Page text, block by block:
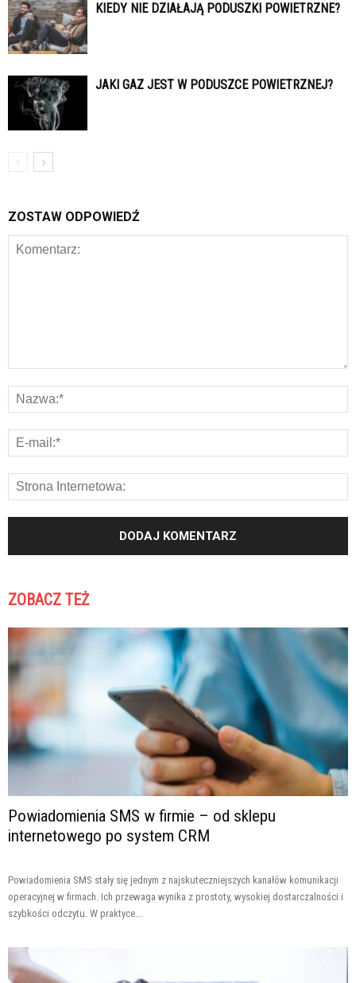
KIEDY NIE DZIAŁAJĄ PODUSZKI POWIETRZNE?
JAKI GAZ JEST W PODUSZCE POWIETRZNEJ?
ZOSTAW ODPOWIEDŹ
ZOBACZ TEŻ
Powiadomienia SMS w firmie – od sklepu
internetowego po system CRM
Powiadomienia SMS stały się jednym z najskuteczniejszych kanałów komunikacji
operacyjnej w firmach. Ich przewaga wynika z prostoty, wysokiej dostarczalności i
szybkości odczytu. W praktyce...